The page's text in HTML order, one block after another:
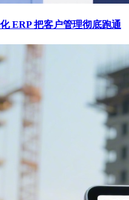
ERP 把客户管理彻底跑通